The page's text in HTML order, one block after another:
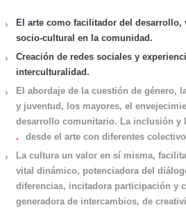
El arte como facilitador del desarrollo,
socio-cultural en la comunidad.
Creación de redes sociales y
interculturalidad.
El abordaje de la cuestión de género,
y juventud, los mayores, el
desarrollo comunitario. La inclusión y
desde el arte con diferentes
.
La cultura un valor en sí misma,
vital dinámico, potenciadora del
diferencias, incitadora participación y
generadora de intercambios, de